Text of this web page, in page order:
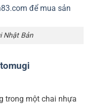
Nhật Bản
trong một chai nhựa